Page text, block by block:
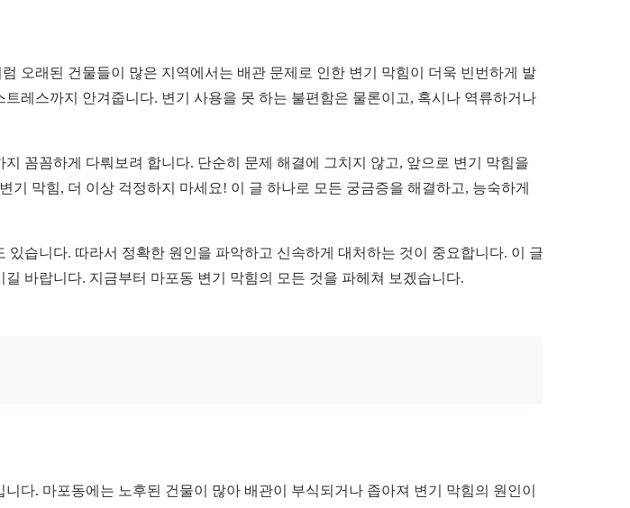
오래된 건물들이 많은 지역에서는 배관 문제로 인한 변기 막힘이 더욱 빈번하게 발
레스까지 안겨줍니다. 변기 사용을 못 하는 불편함은 물론이고, 혹시나 역류하거나
꼼꼼하게 다뤄보려 합니다. 단순히 문제 해결에 그치지 않고, 앞으로 변기 막힘을
막힘, 더 이상 걱정하지 마세요! 이 글 하나로 모든 궁금증을 해결하고, 능숙하게
습니다. 따라서 정확한 원인을 파악하고 신속하게 대처하는 것이 중요합니다. 이 글
바랍니다. 지금부터 마포동 변기 막힘의 모든 것을 파헤쳐 보겠습니다.
다. 마포동에는 노후된 건물이 많아 배관이 부식되거나 좁아져 변기 막힘의 원인이